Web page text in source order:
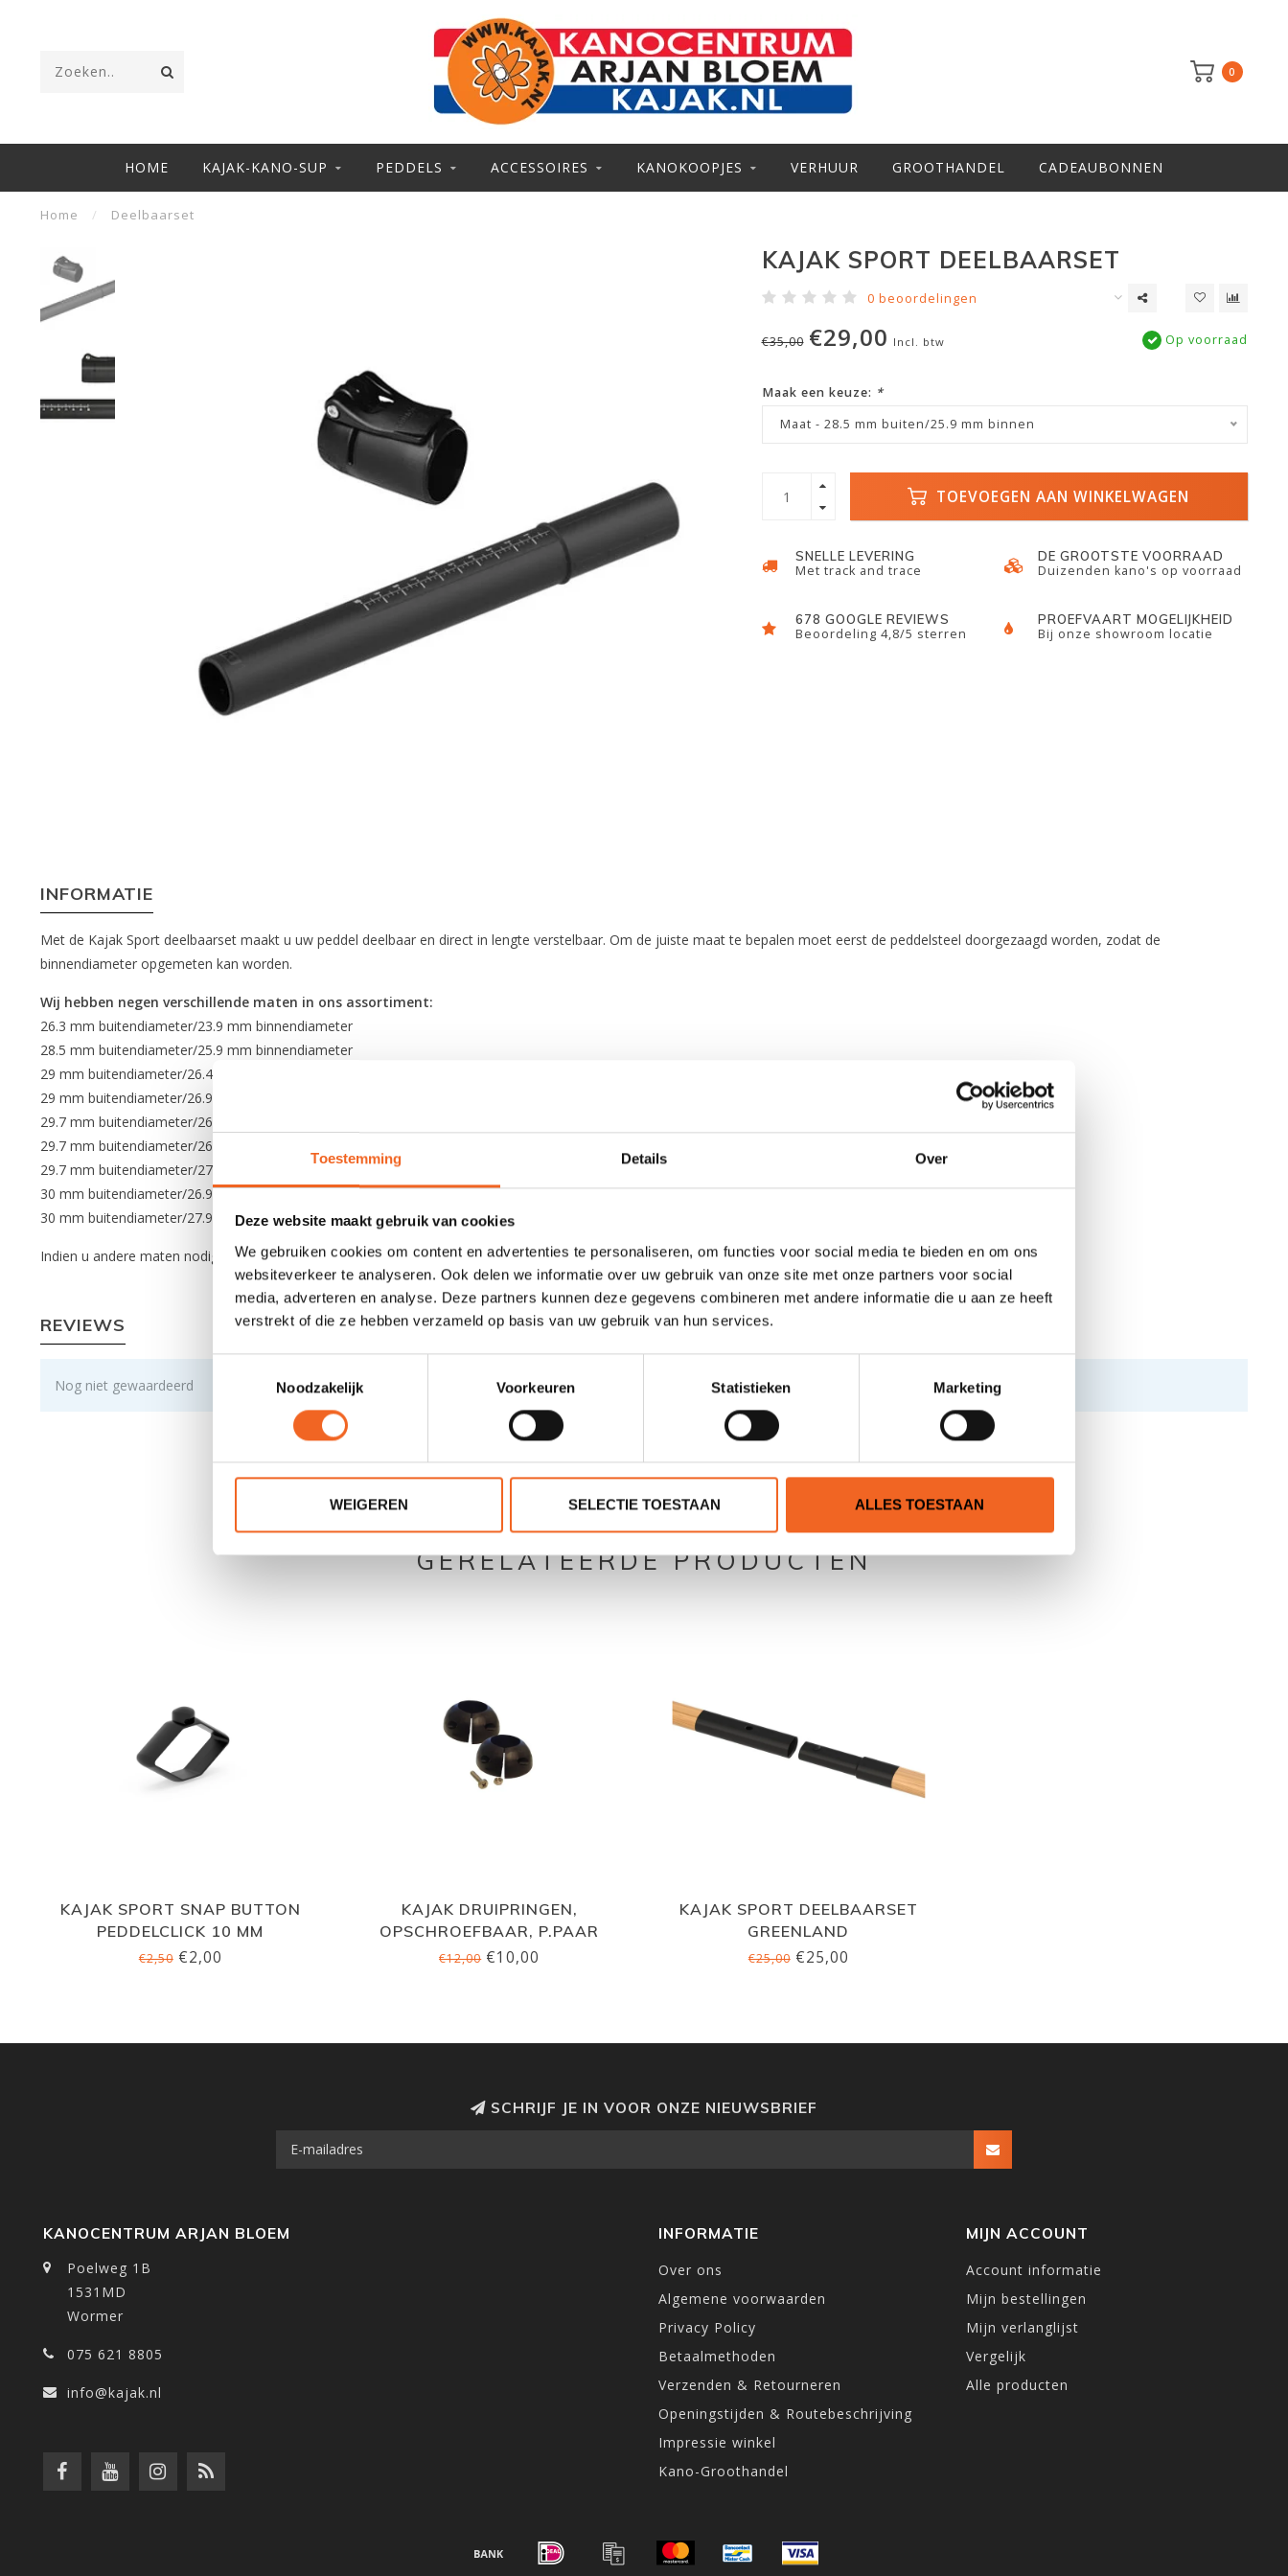
Toestemming Details Over
Deze website maakt gebruik van cookies
We gebruiken cookies om content en advertenties te personaliseren, om functies voor social media te bieden en om ons
websiteverkeer te analyseren. Ook delen we informatie over uw gebruik van onze site met onze partners voor social
media, adverteren en analyse. Deze partners kunnen deze gegevens combineren met andere informatie die u aan ze heeft
verstrekt of die ze hebben verzameld op basis van uw gebruik van hun services.
Noodzakelijk
Voorkeuren Statistieken Marketing
WEIGEREN SELECTIE TOESTAAN ALLES TOESTAAN
0
HOME KAJAK-KANO-SUP PEDDELS ACCESSOIRES KANOKOOPJES VERHUUR GROOTHANDEL CADEAUBONNEN
Home / Deelbaarset
KAJAK SPORT DEELBAARSET
0 beoordelingen
€35,00 €29,00 Incl. btw Op voorraad
Maak een keuze: *
Maat - 28.5 mm buiten/25.9 mm binnen
TOEVOEGEN AAN WINKELWAGEN
SNELLE LEVERING
Met track and trace
DE GROOTSTE VOORRAAD
Duizenden kano's op voorraad
678 GOOGLE REVIEWS
Beoordeling 4,8/5 sterren
PROEFVAART MOGELIJKHEID
Bij onze showroom locatie
INFORMATIE
Met de Kajak Sport deelbaarset maakt u uw peddel deelbaar en direct in lengte verstelbaar. Om de juiste maat te bepalen moet eerst de peddelsteel doorgezaagd worden, zodat de
binnendiameter opgemeten kan worden.
Wij hebben negen verschillende maten in ons assortiment:
26.3 mm buitendiameter/23.9 mm binnendiameter
28.5 mm buitendiameter/25.9 mm binnendiameter
29 mm buitendiameter/26.4 mm binnendiameter
29 mm buitendiameter/26.9 mm binnendiameter
29.7 mm buitendiameter/26.4 mm binnendiameter
29.7 mm buitendiameter/26.9 mm binnendiameter
29.7 mm buitendiameter/27.4 mm binnendiameter
30 mm buitendiameter/26.9 mm binnendiameter
30 mm buitendiameter/27.9 mm binnendiameter
Indien u andere maten nodig heeft kunnen wij dat voor u bestellen, u kunt de maten doorgeven per mail.
REVIEWS
Nog niet gewaardeerd
0 sterren op basis van 0 beoordelingen
JE BEOORDELING TOEVOEGEN
GERELATEERDE PRODUCTEN
KAJAK SPORT SNAP BUTTON
PEDDELCLICK 10 MM
€2,50€2,00
KAJAK DRUIPRINGEN,
OPSCHROEFBAAR, P.PAAR
€12,00€10,00
KAJAK SPORT DEELBAARSET
GREENLAND
€25,00€25,00
SCHRIJF JE IN VOOR ONZE NIEUWSBRIEF
KANOCENTRUM ARJAN BLOEM
Poelweg 1B
1531MD
Wormer
075 621 8805
info@kajak.nl
INFORMATIE
Over ons
Algemene voorwaarden
Privacy Policy
Betaalmethoden
Verzenden & Retourneren
Openingstijden & Routebeschrijving
Impressie winkel
Kano-Groothandel
MIJN ACCOUNT
Account informatie
Mijn bestellingen
Mijn verlanglijst
Vergelijk
Alle producten